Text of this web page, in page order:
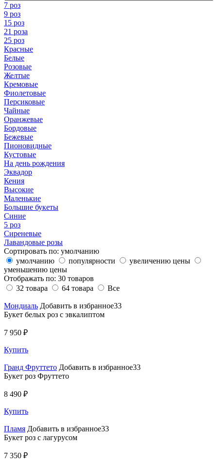
7 роз
9 роз
15 роз
21 роза
25 роз
Красные
Белые
Розовые
Желтые
Кремовые
Фиолетовые
Персиковые
Чайные
Оранжевые
Бордовые
Бежевые
Пионовидные
Кустовые
На день рождения
Эквадор
Кения
Высокие
Маленькие
Большие букеты
Синие
5 роз
Сиреневые
Лавандовые розы
Сортировать по: умолчанию
умолчанию
популярности
увеличению цены
уменьшению цены
Отображать по: 30 товаров
32 товара
64 товара Все
Мондиаль Добавить в избранное33
Букет белых роз с эвкалиптом
7 950 ₽
Купить
Гранд Фруттето Добавить в избранное33
Букет роз Фруттето
8 490 ₽
Купить
Пламя Добавить в избранное33
Букет роз с лагурусом
7 350 ₽